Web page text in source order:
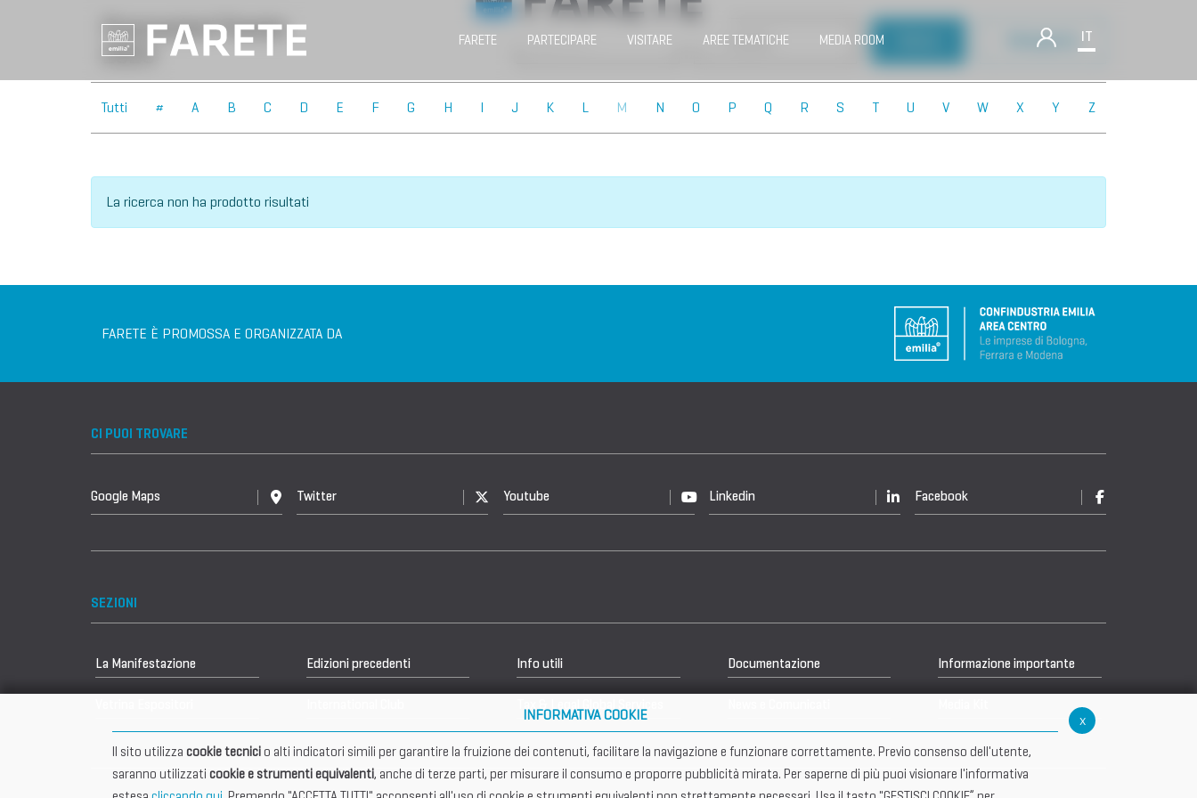
FARETE PARTECIPARE VISITARE AREE TEMATICHE MEDIA ROOM IT
Promozioni Farete
2023
Tutti # A B C D E F G H I J K L M N O P Q R S T U V W X Y Z
La ricerca non ha prodotto risultati
FARETE È PROMOSSA E ORGANIZZATA DA
CI PUOI TROVARE
Google Maps Twitter Youtube Linkedin Facebook
SEZIONI
La Manifestazione Edizioni precedenti Info utili Documentazione Informazione importante
x
INFORMATIVA COOKIE
Il sito utilizza cookie tecnici o alti indicatori simili per garantire la fruizione dei contenuti, facilitare la navigazione e funzionare correttamente. Previo consenso dell'utente,
saranno utilizzati cookie e strumenti equivalenti, anche di terze parti, per misurare il consumo e proporre pubblicità mirata. Per saperne di più puoi visionare l'informativa